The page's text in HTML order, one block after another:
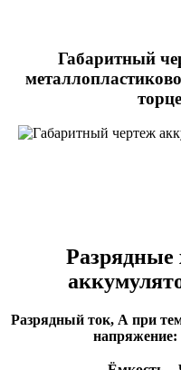
Габаритный
Разрядные
Разрядный ток, А при
напряжение: